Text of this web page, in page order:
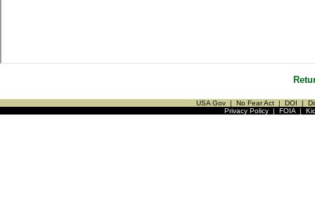
USA Gov | No Fear Act | DOI |
Privacy Policy| FOIA|